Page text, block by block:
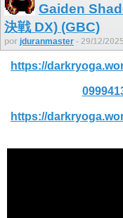
Gaiden
決戦 DX) (GBC)
por jduranmaster - 29/12/
https://
https://